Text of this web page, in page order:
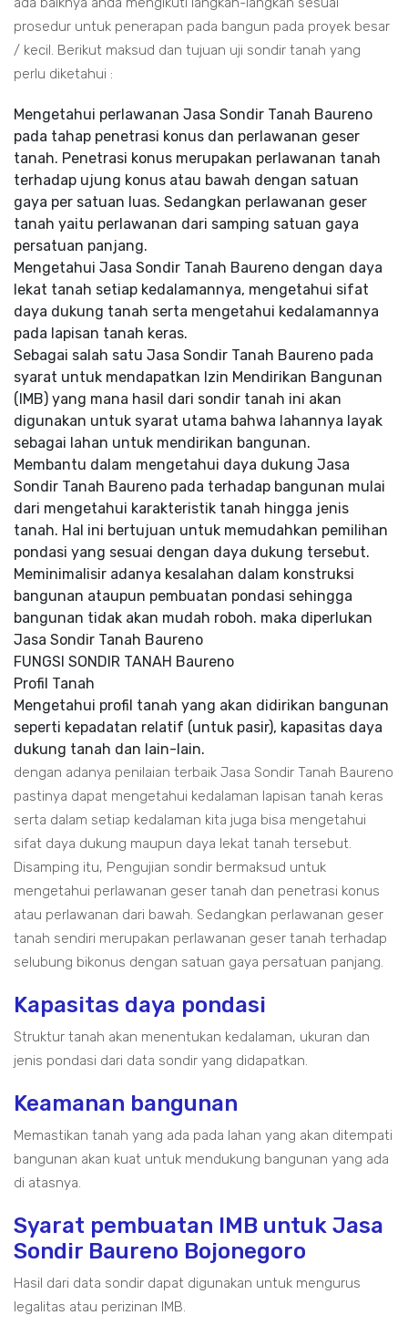
prosedur untuk penerapan pada bangun pada proyek besar
/ kecil. Berikut maksud dan tujuan uji sondir tanah yang
perlu diketahui :
Mengetahui perlawanan Jasa Sondir Tanah Baureno
pada tahap penetrasi konus dan perlawanan geser
tanah. Penetrasi konus merupakan perlawanan tanah
terhadap ujung konus atau bawah dengan satuan
gaya per satuan luas. Sedangkan perlawanan geser
tanah yaitu perlawanan dari samping satuan gaya
persatuan panjang.
Mengetahui Jasa Sondir Tanah Baureno dengan daya
lekat tanah setiap kedalamannya, mengetahui sifat
daya dukung tanah serta mengetahui kedalamannya
pada lapisan tanah keras.
Sebagai salah satu Jasa Sondir Tanah Baureno pada
syarat untuk mendapatkan Izin Mendirikan Bangunan
(IMB) yang mana hasil dari sondir tanah ini akan
digunakan untuk syarat utama bahwa lahannya layak
sebagai lahan untuk mendirikan bangunan.
Membantu dalam mengetahui daya dukung Jasa
Sondir Tanah Baureno pada terhadap bangunan mulai
dari mengetahui karakteristik tanah hingga jenis
tanah. Hal ini bertujuan untuk memudahkan pemilihan
pondasi yang sesuai dengan daya dukung tersebut.
Meminimalisir adanya kesalahan dalam konstruksi
bangunan ataupun pembuatan pondasi sehingga
bangunan tidak akan mudah roboh. maka diperlukan
Jasa Sondir Tanah Baureno
FUNGSI SONDIR TANAH Baureno
Profil Tanah
Mengetahui profil tanah yang akan didirikan bangunan
seperti kepadatan relatif (untuk pasir), kapasitas daya
dukung tanah dan lain-lain.
dengan adanya penilaian terbaik Jasa Sondir Tanah Baureno
pastinya dapat mengetahui kedalaman lapisan tanah keras
serta dalam setiap kedalaman kita juga bisa mengetahui
sifat daya dukung maupun daya lekat tanah tersebut.
Disamping itu, Pengujian sondir bermaksud untuk
mengetahui perlawanan geser tanah dan penetrasi konus
atau perlawanan dari bawah. Sedangkan perlawanan geser
tanah sendiri merupakan perlawanan geser tanah terhadap
selubung bikonus dengan satuan gaya persatuan panjang.
Kapasitas daya pondasi
Struktur tanah akan menentukan kedalaman, ukuran dan
jenis pondasi dari data sondir yang didapatkan.
Keamanan bangunan
Memastikan tanah yang ada pada lahan yang akan ditempati
bangunan akan kuat untuk mendukung bangunan yang ada
di atasnya.
Syarat pembuatan IMB untuk Jasa
Sondir Baureno Bojonegoro
Hasil dari data sondir dapat digunakan untuk mengurus
legalitas atau perizinan IMB.